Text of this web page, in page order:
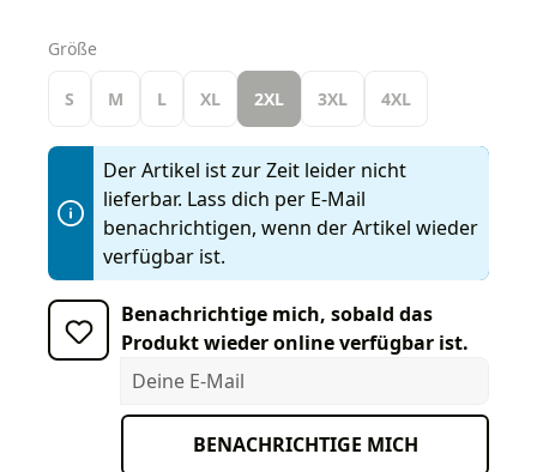
Größe
S M L XL 2XL 3XL 4XL
Der Artikel ist zur Zeit leider nicht
lieferbar. Lass dich per E-Mail
benachrichtigen, wenn der Artikel wieder
verfügbar ist.
Benachrichtige mich, sobald das
Produkt wieder online verfügbar ist.
Deine E-Mail
BENACHRICHTIGE MICH